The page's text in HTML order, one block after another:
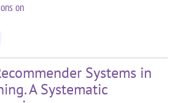
on
Systems in
A Systematic